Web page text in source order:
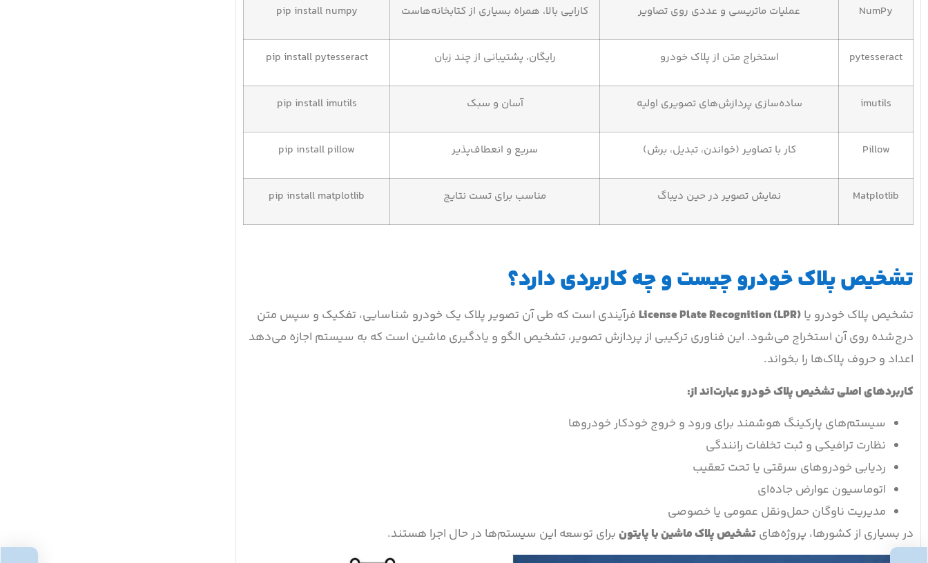
NumPy عملیات ماتریسی و عددی روی تصاویر کارایی بالا، همراه بسیاری از کتابخانه‌هاست pip install numpy
pytesseract استخراج متن از پلاک خودرو رایگان، پشتیبانی از چند زبان pip install pytesseract
imutils ساده‌سازی پردازش‌های تصویری اولیه آسان و سبک pip install imutils
Pillow کار با تصاویر (خواندن، تبدیل، برش) سریع و انعطاف‌پذیر pip install pillow
Matplotlib نمایش تصویر در حین دیباگ مناسب برای تست نتایج pip install matplotlib
تشخیص پلاک خودرو چیست و چه کاربردی دارد؟
تشخیص پلاک خودرو یاLicense Plate Recognition (LPR)فرآیندی است که طی آن تصویر پلاک یک خودرو شناسایی، تفکیک و سپس متن
درج‌شده روی آن استخراج می‌شود. این فناوری ترکیبی از پردازش تصویر، تشخیص الگو و یادگیری ماشین است که به سیستم اجازه می‌دهد
اعداد و حروف پلاک‌ها را بخواند.
کاربردهای اصلی تشخیص پلاک خودرو عبارت‌اند از:
سیستم‌های پارکینگ هوشمند برای ورود و خروج خودکار خودروها
نظارت ترافیکی و ثبت تخلفات رانندگی
ردیابی خودروهای سرقتی یا تحت تعقیب
اتوماسیون عوارض جاده‌ای
مدیریت ناوگان حمل‌ونقل عمومی یا خصوصی
در بسیاری از کشورها، پروژه‌هایتشخیص پلاک ماشین با پایتونبرای توسعه این سیستم‌ها در حال اجرا هستند.